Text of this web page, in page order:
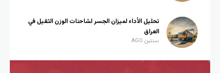
تحليل الأداء لميزان الجسر لشاحنات الوزن الثقيل في
العراق
سنتين AGO